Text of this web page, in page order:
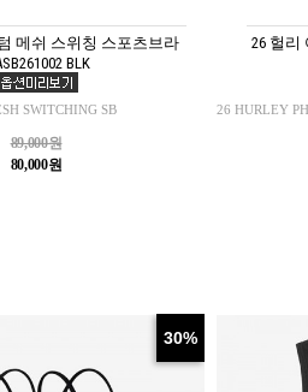
메쉬 스위칭 스포츠브라
BLK
SWITCHING SB
89,000원
80,000원
26 헐리
26 HURLEY
30%